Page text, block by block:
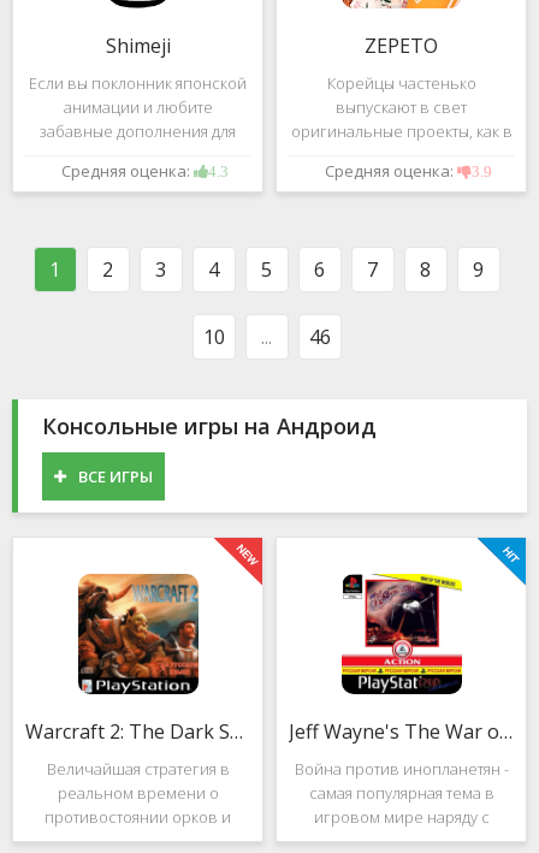
Shimeji
Если вы поклонник японской
анимации и любите
забавные дополнения для
своего смартфона, обратите
внимание на Shimeji -
устройства милыми
персонажами в
Средняя оценка: 4.3
ZEPETO
Корейцы частенько
выпускают в свет
оригинальные проекты, как в
сфере игр, так и приложений.
Так, ZEPETO стремительно
Южной Кореи, не смотря на
Средняя оценка: 3.9
1 2 3 4 5 6 7 8 9
10 ... 46
Консольные игры на Андроид
ВСЕ ИГРЫ
Warcraft 2: The Dark Saga
Величайшая стратегия в
реальном времени о
противостоянии орков и
людей. Warcraft 2: The Dark
Jeff Wayne's The War of the Worlds
Война против инопланетян -
самая популярная тема в
игровом мире наряду с
войнами против